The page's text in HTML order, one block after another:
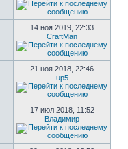
14 ноя 2019, 22:33
CraftMan
21 ноя 2018, 22:46
up5
17 июл 2018, 11:52
Владимир